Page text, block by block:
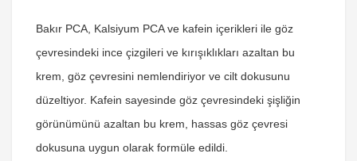
Bakır PCA, Kalsiyum PCA ve kafein içerikleri ile göz
çevresindeki ince çizgileri ve kırışıklıkları azaltan bu
krem, göz çevresini nemlendiriyor ve cilt dokusunu
düzeltiyor. Kafein sayesinde göz çevresindeki şişliğin
görünümünü azaltan bu krem, hassas göz çevresi
dokusuna uygun olarak formüle edildi.